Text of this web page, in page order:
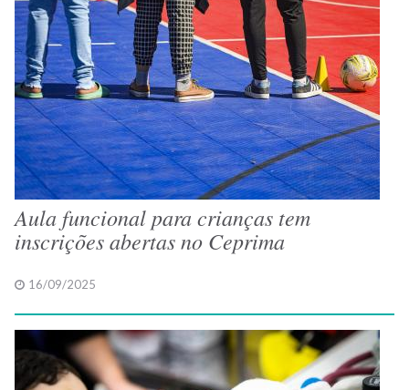
Aula funcional para crianças tem
inscrições abertas no Ceprima
16/09/2025